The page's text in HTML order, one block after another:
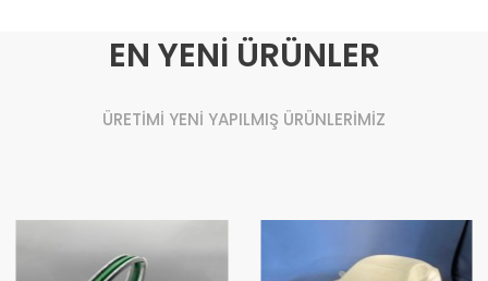
EN YENİ ÜRÜNLER
ÜRETİMİ YENİ YAPILMIŞ ÜRÜNLERİMİZ